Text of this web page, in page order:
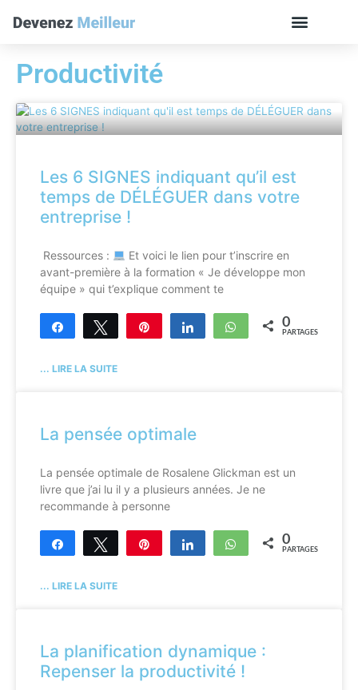
Productivité
Les 6 SIGNES indiquant qu’il est
temps de DÉLÉGUER dans votre
entreprise !
Ressources :
Et voici le lien pour t’inscrire en
avant-première à la formation « Je développe mon
équipe » qui t’explique comment te
Partagez Tweetez EnregistrerPartagez WhatsApp
0
PARTAGES
... LIRE LA SUITE
La pensée optimale
La pensée optimale de Rosalene Glickman est un
livre que j’ai lu il y a plusieurs années. Je ne
recommande à personne
Partagez Tweetez EnregistrerPartagez WhatsApp
0
PARTAGES
... LIRE LA SUITE
La planification dynamique :
Repenser la productivité !